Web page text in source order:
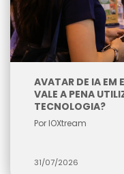
AVATAR DE IA EM
VALE A PENA
TECNOLOGIA?
Por IOXtream
31/07/2026